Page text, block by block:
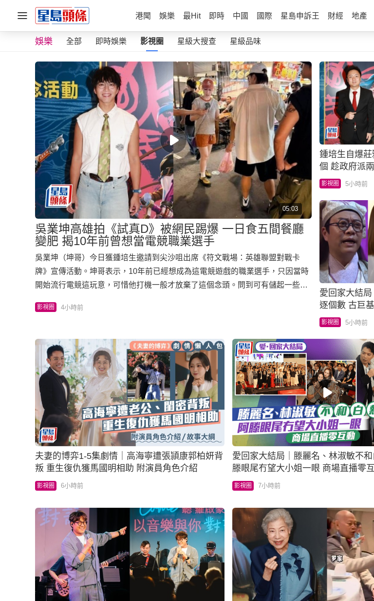
港聞 娛樂 最Hit 即時 中國 國際 星島申訴王 財經 地產
娛樂 全部 即時娛樂 影視圈 星級大搜查 星級品味
05:03
吳業坤高雄拍《試真D》被網民踢爆 一日食五間餐廳
變肥 揭10年前曾想當電競職業選手
吳業坤（坤哥）今日獲鍾培生邀請到尖沙咀出席《符文戰場：英雄聯盟對戰卡
牌》宣傳活動。坤哥表示，10年前已經想成為這電競遊戲的職業選手，只因當時
開始流行電競這玩意，可惜他打機一般才放棄了這個念頭。問到可有儲起一些特
未有能力，座駕的玻璃剛爆裂要換，還是將錢留下來製作新歌更好。 吳業坤偕太
影視圈 4小時前
鍾培生自爆
個 趁政府派
乜都有
影視圈 5小時前
愛回家大結
逐個數 古巨
華情陷群姐
影視圈 5小時前
夫妻的博弈1-5集劇情｜高海寧遭張頴康郭柏妍背
叛 重生復仇獲馬國明相助 附演員角色介紹
影視圈 6小時前
愛回家大結局｜滕麗名、林淑敏不和白
滕眼尾冇望大小姐一眼 商場直
影視圈 7小時前